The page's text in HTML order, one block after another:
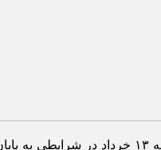
معاملات چهارشنبه ۱۳